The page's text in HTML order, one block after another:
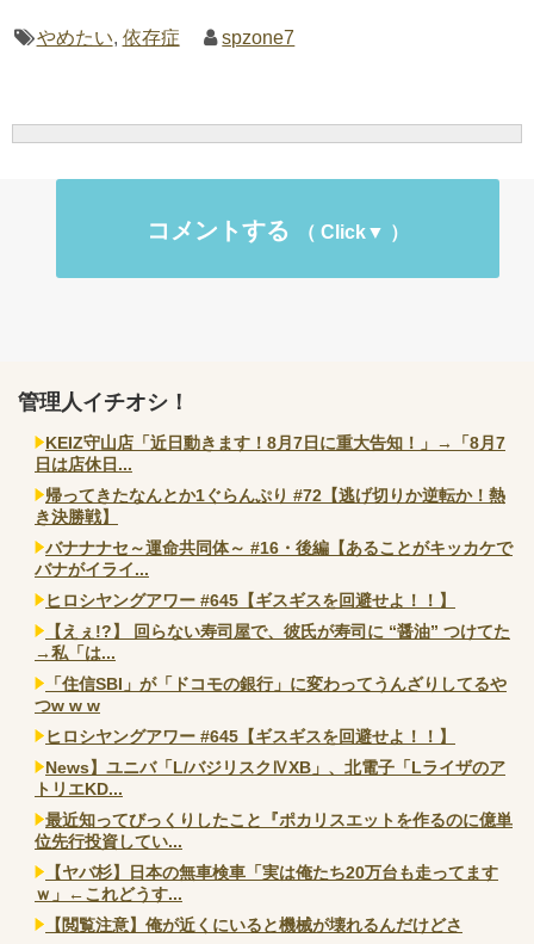
やめたい, 依存症 spzone7
コメントする
管理人イチオシ！
KEIZ守山店「近日動きます！8月7日に重大告知！」→「8月7
日は店休日...
帰ってきたなんとか1ぐらんぷり #72【逃げ切りか逆転か！熱
き決勝戦】
バナナナセ～運命共同体～ #16・後編【あることがキッカケで
バナがイライ...
ヒロシヤングアワー #645【ギスギスを回避せよ！！】
【えぇ!?】 回らない寿司屋で、彼氏が寿司に “醤油” つけてた
→私「は...
「住信SBI」が「ドコモの銀行」に変わってうんざりしてるや
つw w w
ヒロシヤングアワー #645【ギスギスを回避せよ！！】
News】ユニバ「L/バジリスクⅣXB」、北電子「Lライザのア
トリエKD...
最近知ってびっくりしたこと『ポカリスエットを作るのに億単
位先行投資してい...
【ヤバ杉】日本の無車検車「実は俺たち20万台も走ってます
ｗ」←これどうす...
【閲覧注意】俺が近くにいると機械が壊れるんだけどさ